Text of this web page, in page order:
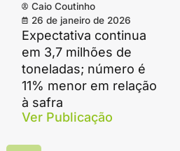
Caio Coutinho
26 de janeiro de 2026
Expectativa continua
em 3,7 milhões de
toneladas; número é
11% menor em relação
à safra
Ver Publicação